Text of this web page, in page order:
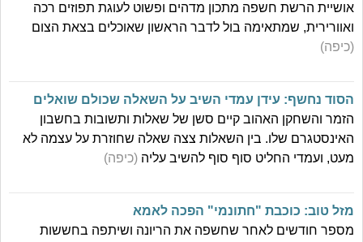
אושיית הרשת חשפה מתכון מדהים ופשוט לעוגת תפוזים רכה
ואוורירית, שמתאימה בול לדבר הראשון שאוכלים בצאת הצום
(כיפה)
הסוד נחשף: עידן עמדי השיב על השאלה שכולם שואלים
הזמר והשחקן האהוב קיים סשן של שאלות ותשובות בחשבון
האינסטגרם שלו. בין השאלות צצה שאלה שחוזרת על עצמה לא
מעט, ועמדי החליט סוף סוף להשיב עליה (כיפה)
מזל טוב: כוכבת "חתונמי" הפכה לאמא
מספר חודשים לאחר שחשפה את הריונה ושיתפה בחששות